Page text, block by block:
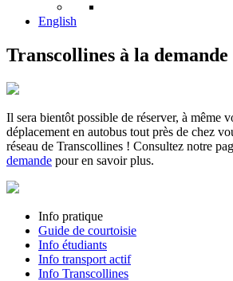
English
Transcollines à la demande
Il sera bientôt possible de réserver, à même
déplacement en autobus tout près de chez
réseau de Transcollines ! Consultez notre
demande pour en savoir plus.
Info pratique
Guide de courtoisie
Info étudiants
Info transport actif
Info Transcollines